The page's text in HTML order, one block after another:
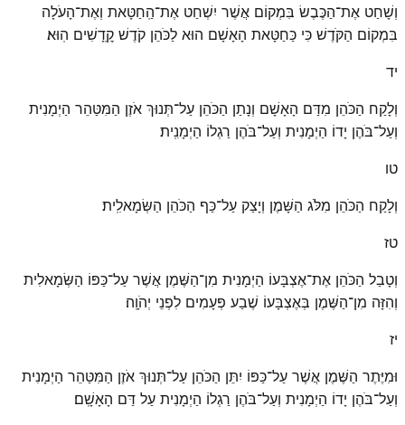
וְשָׁחַט אֶת־הַכֶּבֶשׂ בִּמְקוֹם אֲשֶׁר יִשְׁחַט אֶת־הַֽחַטָּאת וְאֶת־הָעֹלָה
בִּמְקוֹם הַקֹּדֶשׁ כִּי כַּחַטָּאת הָאָשָׁם הוּא לַכֹּהֵן קֹדֶשׁ קׇֽדָשִׁים הֽוּא׃
יד
וְלָקַח הַכֹּהֵן מִדַּם הָאָשָׁם וְנָתַן הַכֹּהֵן עַל־תְּנוּךְ אֹזֶן הַמִּטַּהֵר הַיְמָנִית
וְעַל־בֹּהֶן יָדוֹ הַיְמָנִית וְעַל־בֹּהֶן רַגְלוֹ הַיְמָנִֽית׃
טו
וְלָקַח הַכֹּהֵן מִלֹּג הַשָּׁמֶן וְיָצַק עַל־כַּף הַכֹּהֵן הַשְּׂמָאלִֽית׃
טז
וְטָבַל הַכֹּהֵן אֶת־אֶצְבָּעוֹ הַיְמָנִית מִן־הַשֶּׁמֶן אֲשֶׁר עַל־כַּפּוֹ הַשְּׂמָאלִית
וְהִזָּה מִן־הַשֶּׁמֶן בְּאֶצְבָּעוֹ שֶׁבַע פְּעָמִים לִפְנֵי יְהֹוָֽה׃
יז
וּמִיֶּתֶר הַשֶּׁמֶן אֲשֶׁר עַל־כַּפּוֹ יִתֵּן הַכֹּהֵן עַל־תְּנוּךְ אֹזֶן הַמִּטַּהֵר הַיְמָנִית
וְעַל־בֹּהֶן יָדוֹ הַיְמָנִית וְעַל־בֹּהֶן רַגְלוֹ הַיְמָנִית עַל דַּם הָאָשָֽׁם׃